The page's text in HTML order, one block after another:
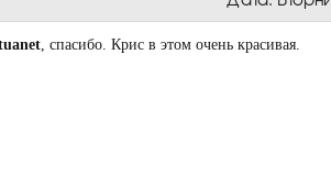
, спасибо. Крис в этом очень красивая.